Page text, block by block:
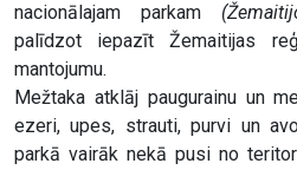
nacionālajam parkam
palīdzot iepazīt Žemaitijas
mantojumu.
Mežtaka atklāj paugurainu un
ezeri, upes, strauti, purvi un
parkā vairāk nekā pusi no